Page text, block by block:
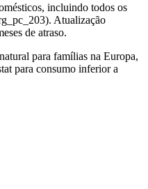
incluindo todos os
Atualização
de atraso.
para famílias na Europa,
para consumo inferior a